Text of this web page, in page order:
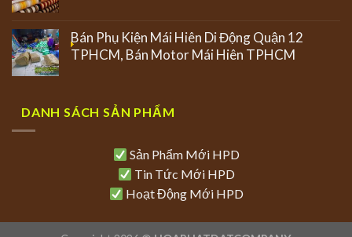
Bán Phụ Kiện Mái Hiên Di Động Quận 12
TPHCM, Bán Motor Mái Hiên TPHCM
DANH SÁCH SẢN PHẨM
Sản Phẩm Mới HPD
Tin Tức Mới HPD
Hoạt Động Mới HPD